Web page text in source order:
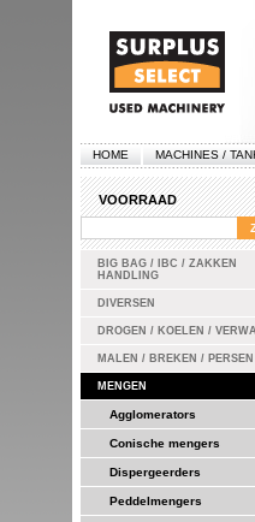
HOME MACHINES /
VOORRAAD
BIG BAG / IBC / ZAKKEN
HANDLING
DIVERSEN
DROGEN / KOELEN /
MALEN / BREKEN / PERSEN
MENGEN
Agglomerators
Conische mengers
Dispergeerders
Peddelmengers